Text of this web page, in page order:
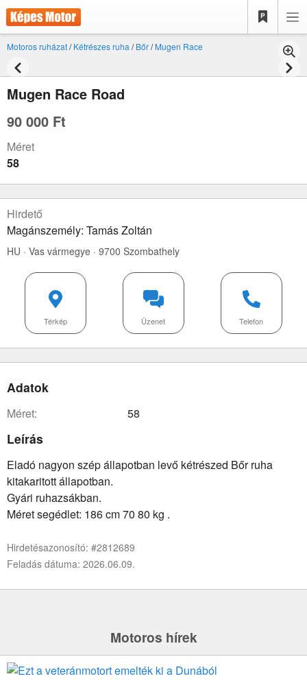
Motoros ruházat/Kétrészes ruha /Bőr/Mugen Race
Mugen Race Road
90 000 Ft
Méret
58
Hirdető
Magánszemély: Tamás Zoltán
HU · Vas vármegye · 9700 Szombathely
Telefon
Üzenet
Térkép
Adatok
méret: 58
Leírás
Eladó nagyon szép állapotban levő kétrészed Bőr ruha
kitakaritott állapotban.
Gyári ruhazsákban.
Méret segédlet: 186 cm 70 80 kg .
Hirdetésazonosító: #2812689
Feladás dátuma: 2026.06.09.
Motoros hírek